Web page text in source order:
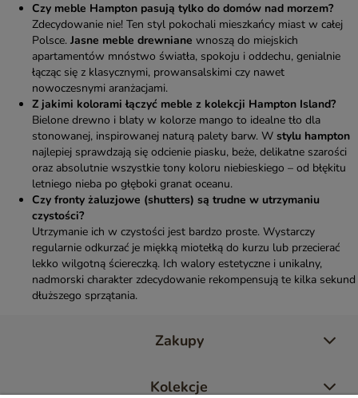
Czy meble Hampton pasują tylko do domów nad morzem?
Zdecydowanie nie! Ten styl pokochali mieszkańcy miast w całej
Polsce. Jasne meble drewniane wnoszą do miejskich
apartamentów mnóstwo światła, spokoju i oddechu, genialnie
łącząc się z klasycznymi, prowansalskimi czy nawet
nowoczesnymi aranżacjami.
Z jakimi kolorami łączyć meble z kolekcji Hampton Island?
Bielone drewno i blaty w kolorze mango to idealne tło dla
stonowanej, inspirowanej naturą palety barw. W stylu hampton
najlepiej sprawdzają się odcienie piasku, beże, delikatne szarości
oraz absolutnie wszystkie tony koloru niebieskiego – od błękitu
letniego nieba po głęboki granat oceanu.
Czy fronty żaluzjowe (shutters) są trudne w utrzymaniu
czystości?
Utrzymanie ich w czystości jest bardzo proste. Wystarczy
regularnie odkurzać je miękką miotełką do kurzu lub przecierać
lekko wilgotną ściereczką. Ich walory estetyczne i unikalny,
nadmorski charakter zdecydowanie rekompensują te kilka sekund
dłuższego sprzątania.
Zakupy
Kolekcje